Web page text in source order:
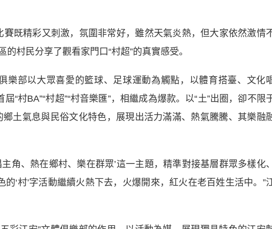
既精彩又刺激，氛圍非常好，雖然天氣炎熱，但大家依然激情
村民分享了觀看家門口“村超”的真實感受。
部以大眾喜愛的籃球、足球運動為觸點，以體育搭臺、文化
“村BA”“村超”“村音樂匯”，相繼成為爆款。以“土”出圈，卻不限
鄉土氣息與民俗文化特色，展現出活力滿滿、熱氣騰騰、其樂融
、熱在鄉村、樂在群眾’這一主題，精準對接基層群眾多樣化、
‘村’字活動繼續火熱下去，火爆開來，紅火在老百姓生活中。”